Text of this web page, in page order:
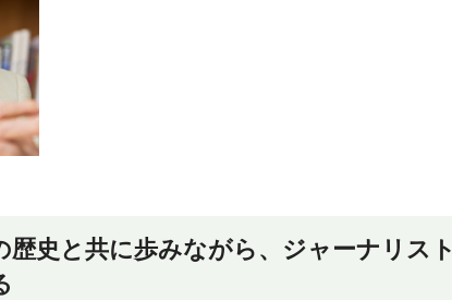
歴史と共に歩みながら、ジャーナリスト